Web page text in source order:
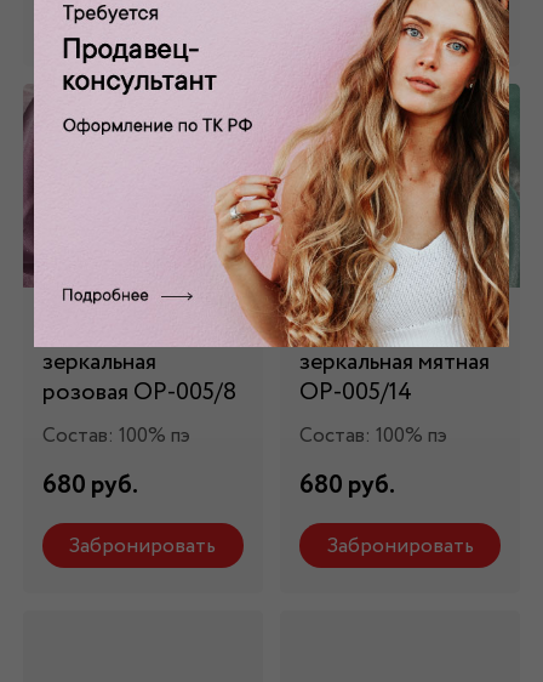
Забронировать Забронировать
зеркальная
розовая ОР-005/8
Состав: 100% пэ
680 руб.
Забронировать
Органза
зеркальная мятная
ОР-005/14
Состав: 100% пэ
680 руб.
Забронировать